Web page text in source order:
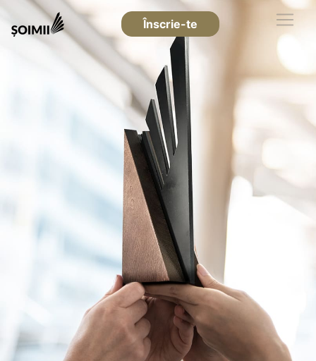
Înscrie-te